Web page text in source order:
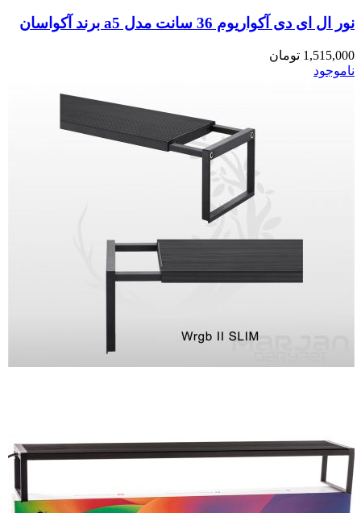
نور ال ای دی آکواریوم 36 سانت مدل a5 برند آکواسان
1,515,000 تومان
ناموجود